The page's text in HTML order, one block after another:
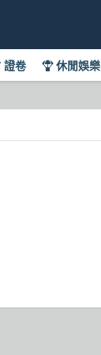
證卷 休閒娛樂